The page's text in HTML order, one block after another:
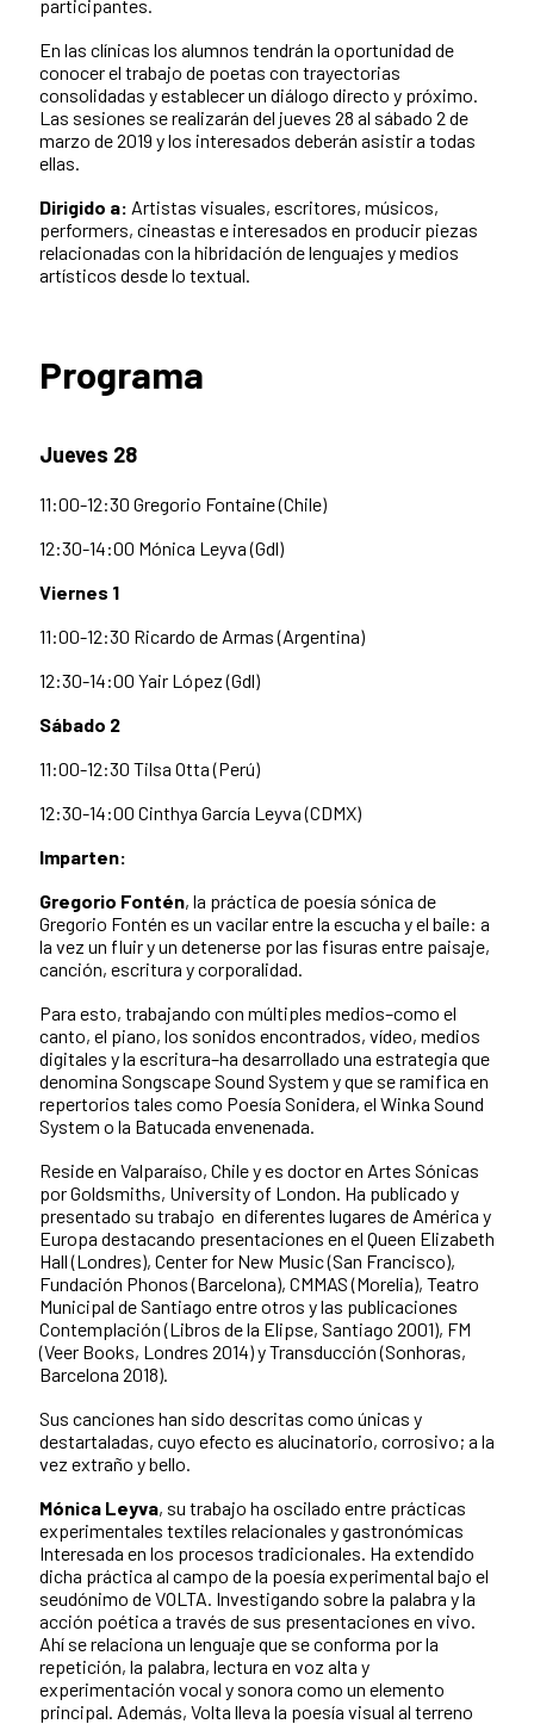
participantes.
En las clínicas los alumnos tendrán la oportunidad de
conocer el trabajo de poetas con trayectorias
consolidadas y establecer un diálogo directo y próximo.
Las sesiones se realizarán del jueves 28 al sábado 2 de
marzo de 2019 y los interesados deberán asistir a todas
ellas.
Dirigido a: Artistas visuales, escritores, músicos,
performers, cineastas e interesados en producir piezas
relacionadas con la hibridación de lenguajes y medios
artísticos desde lo textual.
Programa
Jueves 28
11:00-12:30 Gregorio Fontaine (Chile)
12:30-14:00 Mónica Leyva (Gdl)
Viernes 1
11:00-12:30 Ricardo de Armas (Argentina)
12:30-14:00 Yair López (Gdl)
Sábado 2
11:00-12:30 Tilsa Otta (Perú)
12:30-14:00 Cinthya García Leyva (CDMX)
Imparten:
Gregorio Fontén, la práctica de poesía sónica de
Gregorio Fontén es un vacilar entre la escucha y el baile: a
la vez un fluir y un detenerse por las fisuras entre paisaje,
canción, escritura y corporalidad.
Para esto, trabajando con múltiples medios–como el
canto, el piano, los sonidos encontrados, vídeo, medios
digitales y la escritura–ha desarrollado una estrategia que
denomina Songscape Sound System y que se ramifica en
repertorios tales como Poesía Sonidera, el Winka Sound
System o la Batucada envenenada.
Reside en Valparaíso, Chile y es doctor en Artes Sónicas
por Goldsmiths, University of London. Ha publicado y
presentado su trabajo en diferentes lugares de América y
Europa destacando presentaciones en el Queen Elizabeth
Hall (Londres), Center for New Music (San Francisco),
Fundación Phonos (Barcelona), CMMAS (Morelia), Teatro
Municipal de Santiago entre otros y las publicaciones
Contemplación (Libros de la Elipse, Santiago 2001), FM
(Veer Books, Londres 2014) y Transducción (Sonhoras,
Barcelona 2018).
Sus canciones han sido descritas como únicas y
destartaladas, cuyo efecto es alucinatorio, corrosivo; a la
vez extraño y bello.
Mónica Leyva, su trabajo ha oscilado entre prácticas
experimentales textiles relacionales y gastronómicas
Interesada en los procesos tradicionales. Ha extendido
dicha práctica al campo de la poesía experimental bajo el
seudónimo de VOLTA. Investigando sobre la palabra y la
acción poética a través de sus presentaciones en vivo.
Ahí se relaciona un lenguaje que se conforma por la
repetición, la palabra, lectura en voz alta y
experimentación vocal y sonora como un elemento
principal. Además, Volta lleva la poesía visual al terreno